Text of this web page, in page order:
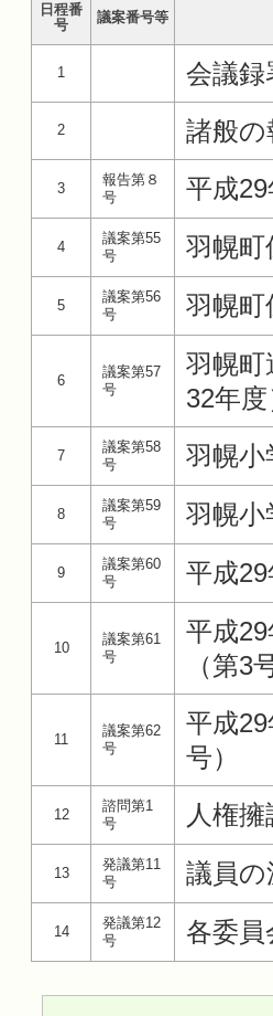
日程番
号
議案番号等
1 会議録
2 諸般の
3
報告第８
号
平成
4
議案第55
号
羽幌町
5
議案第56
号
羽幌町
6
議案第57
号
羽幌町
32年
7
議案第58
号
羽幌小
8
議案第59
号
羽幌小
9
議案第60
号
平成
10
議案第61
号
平成
（第3
11
議案第62
号
平成
号）
12
諮問第1
号
人権
13
発議第11
号
議員
14
発議第12
号
各委